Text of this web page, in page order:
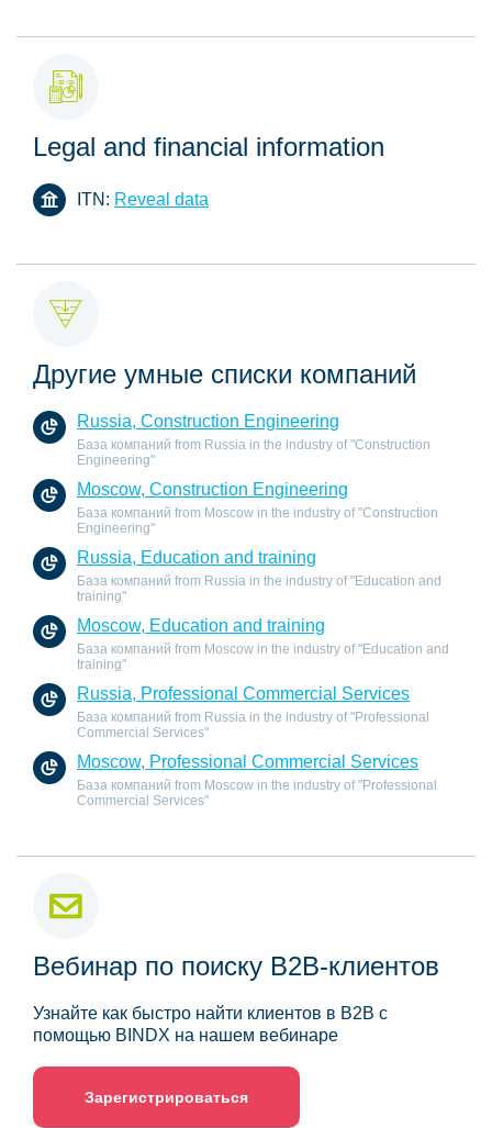
Legal and financial information
ITN: Reveal data
Другие умные списки компаний
Russia, Construction Engineering
База компаний from Russia in the industry of "Construction
Engineering"
Moscow, Construction Engineering
База компаний from Moscow in the industry of "Construction
Engineering"
Russia, Education and training
База компаний from Russia in the industry of "Education and
training"
Moscow, Education and training
База компаний from Moscow in the industry of "Education and
training"
Russia, Professional Commercial Services
База компаний from Russia in the industry of "Professional
Commercial Services"
Moscow, Professional Commercial Services
База компаний from Moscow in the industry of "Professional
Commercial Services"
Вебинар по поиску B2B-клиентов
Узнайте как быстро найти клиентов в B2B с
помощью BINDX на нашем вебинаре
Зарегистрироваться